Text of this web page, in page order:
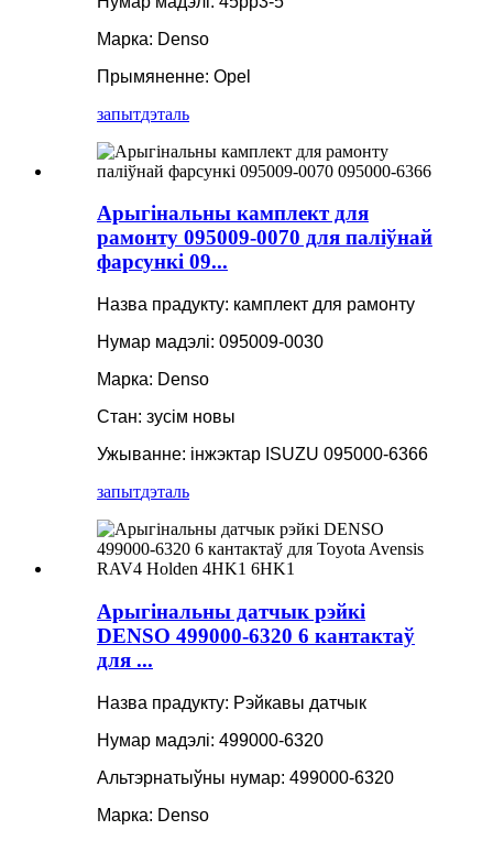
Марка: Denso
Прымяненне: Opel
запытдэталь
Арыгінальны камплект для
рамонту 095009-0070 для паліўнай
фарсункі 09...
Назва прадукту: камплект для рамонту
Нумар мадэлі: 095009-0030
Марка: Denso
Стан: зусім новы
Ужыванне: інжэктар ISUZU 095000-6366
запытдэталь
Арыгінальны датчык рэйкі
DENSO 499000-6320 6 кантактаў
для ...
Назва прадукту: Рэйкавы датчык
Нумар мадэлі: 499000-6320
Альтэрнатыўны нумар: 499000-6320
Марка: Denso